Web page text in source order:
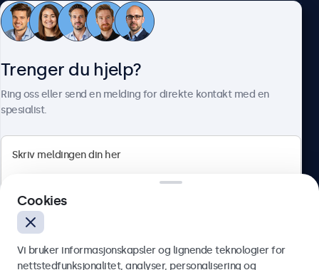
Kundeservice
Norsk
Trenger du hjelp?
Ring oss eller send en melding for direkte kontakt med en
spesialist.
Cookies
Vi bruker informasjonskapsler og lignende teknologier for
nettstedfunksjonalitet, analyser, personalisering og